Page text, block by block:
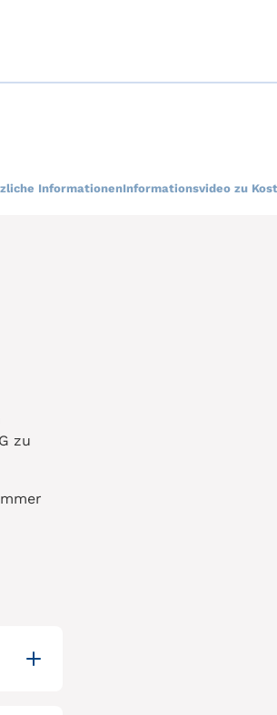
InformationenInformationsvideo zu
zu